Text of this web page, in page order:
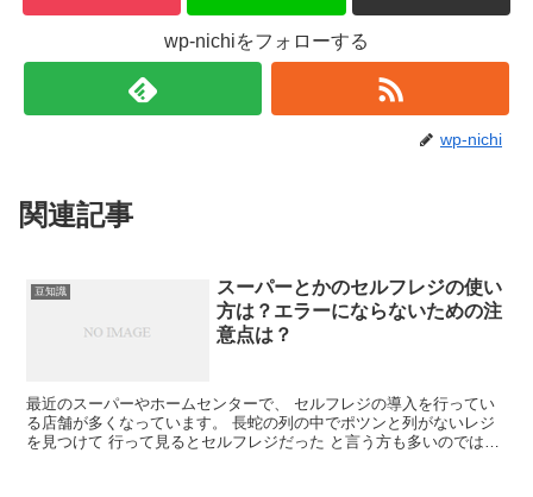
wp-nichiをフォローする
wp-nichi
関連記事
豆知識
スーパーとかのセルフレジの使い
方は？エラーにならないための注
意点は？
最近のスーパーやホームセンターで、 セルフレジの導入を行ってい
る店舗が多くなっています。 長蛇の列の中でポツンと列がないレジ
を見つけて 行って見るとセルフレジだった と言う方も多いのではな